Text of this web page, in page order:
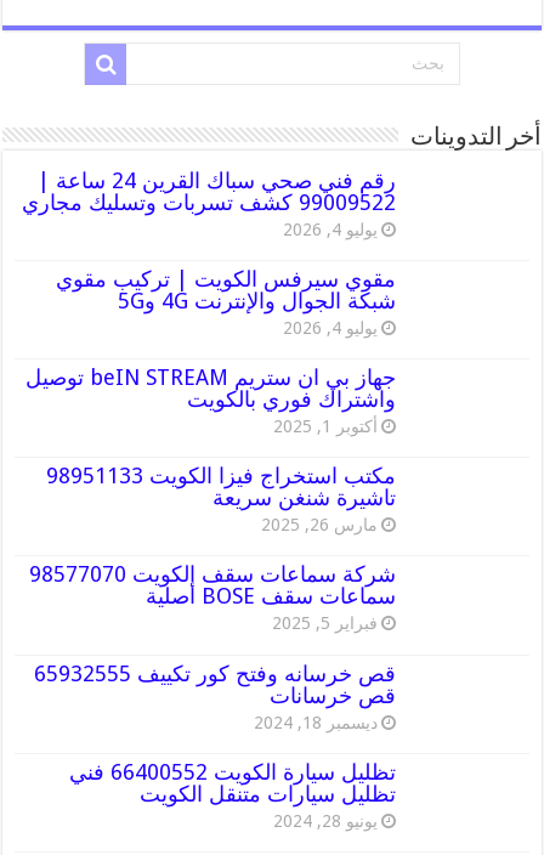
أخر التدوينات
رقم فني صحي سباك القرين 24 ساعة |
99009522 كشف تسربات وتسليك مجاري
يوليو 4, 2026
مقوي سيرفس الكويت | تركيب مقوي
شبكة الجوال والإنترنت 4G و5G
يوليو 4, 2026
جهاز بي ان ستريم beIN STREAM توصيل
واشتراك فوري بالكويت
أكتوبر 1, 2025
مكتب استخراج فيزا الكويت 98951133
تاشيرة شنغن سريعة
مارس 26, 2025
شركة سماعات سقف الكويت 98577070
سماعات سقف BOSE أصلية
فبراير 5, 2025
قص خرسانه وفتح كور تكييف 65932555
قص خرسانات
ديسمبر 18, 2024
تظليل سيارة الكويت 66400552 فني
تظليل سيارات متنقل الكويت
يونيو 28, 2024